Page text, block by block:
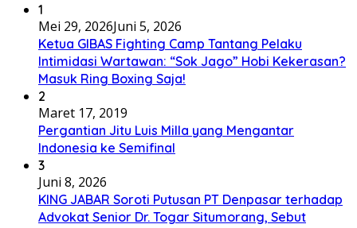
1
Mei 29, 2026Juni 5, 2026
Ketua GIBAS Fighting Camp Tantang Pelaku
Intimidasi Wartawan: “Sok Jago” Hobi Kekerasan?
Masuk Ring Boxing Saja!
2
Maret 17, 2019
Pergantian Jitu Luis Milla yang Mengantar
Indonesia ke Semifinal
3
Juni 8, 2026
KING JABAR Soroti Putusan PT Denpasar terhadap
Advokat Senior Dr. Togar Situmorang, Sebut